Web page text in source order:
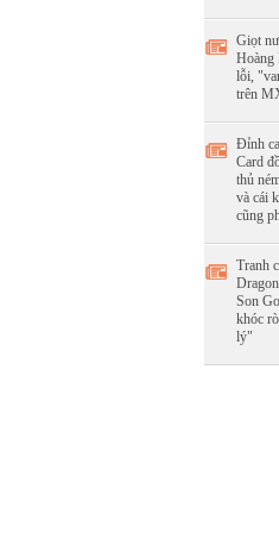
Giọt
Hoàng
lỗi,
trên
Đỉnh
Card
thủ
và cái
cũng
Tranh
Son
khóc
lý"